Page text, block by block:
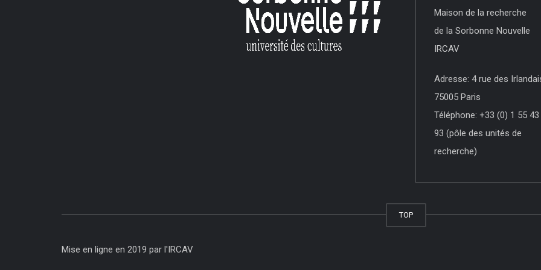
Maison de la recherche
de la Sorbonne Nouvelle
IRCAV
Adresse: 4 rue des
75005 Paris
Téléphone: +33 (0) 1 55 43
93 (pôle des unités de
recherche)
TOP
Mise en ligne en 2019 par l'IRCAV